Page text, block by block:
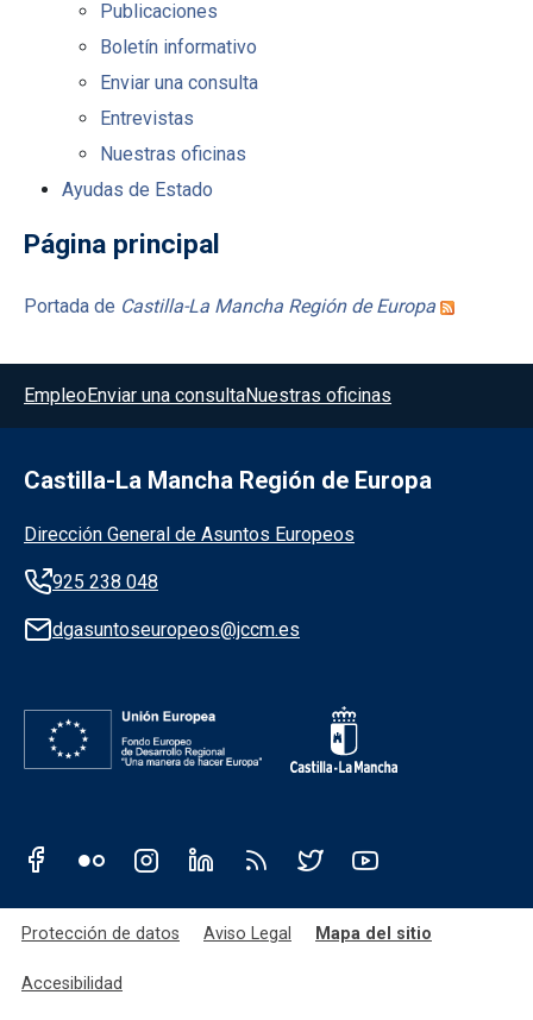
Publicaciones
Boletín informativo
Enviar una consulta
Entrevistas
Nuestras oficinas
Ayudas de Estado
Página principal
Portada de Castilla-La Mancha Región de Europa
Menú del pie
EmpleoEnviar una consultaNuestras oficinas
Castilla-La Mancha Región de Europa
Información de la institución
Dirección General de Asuntos Europeos
925 238 048
dgasuntoseuropeos@jccm.es
Redes sociales JCCM
Menú legal
Protección de datos Aviso Legal Mapa del sitio
Accesibilidad